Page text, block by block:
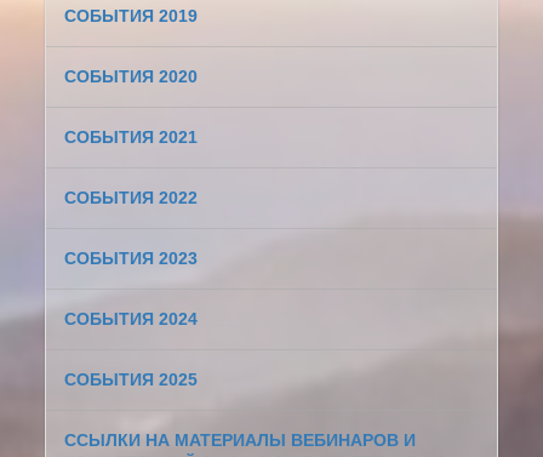
СОБЫТИЯ 2019
СОБЫТИЯ 2020
СОБЫТИЯ 2021
СОБЫТИЯ 2022
СОБЫТИЯ 2023
СОБЫТИЯ 2024
СОБЫТИЯ 2025
ССЫЛКИ НА МАТЕРИАЛЫ ВЕБИНАРОВ И